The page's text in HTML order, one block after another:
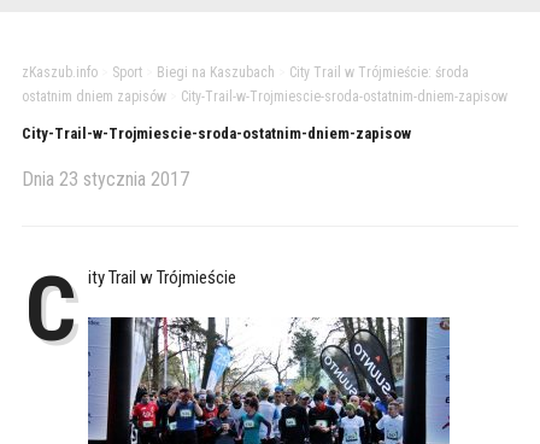
zKaszub.info> Sport> Biegi na Kaszubach
City Trail w Trójmieście: środa
ostatnim dniem zapisów> City-Trail-w-Trojmiescie-sroda-ostatnim-dniem-zapisow
City-Trail-w-Trojmiescie-sroda-ostatnim-dniem-zapisow
Dnia 23 stycznia 2017
C ity Trail w Trójmieście